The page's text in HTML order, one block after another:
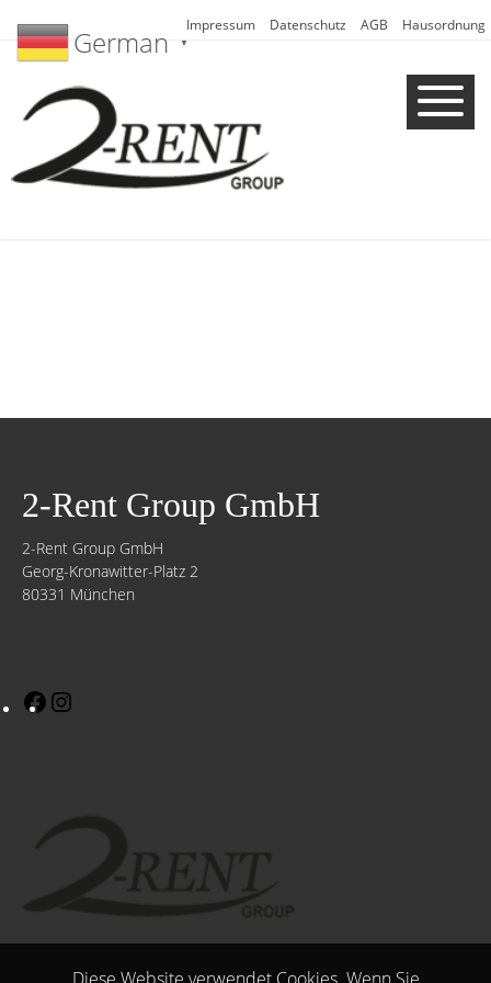
Impressum Datenschutz AGB Hausordnung
2-Rent Group GmbH
2-Rent Group GmbH
Georg-Kronawitter-Platz 2
80331 München
German ▼